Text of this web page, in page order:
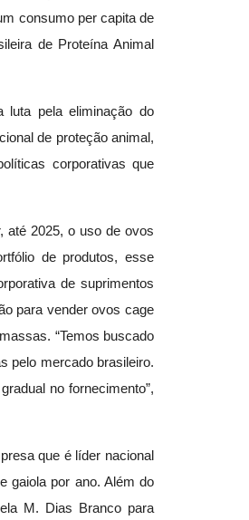
consumo per capita de
de Proteína Animal
luta pela eliminação do
de proteção animal,
corporativas que
até 2025, o uso de ovos
de produtos, esse
de suprimentos
para vender ovos cage
“Temos buscado
pelo mercado brasileiro.
no fornecimento”,
que é líder nacional
gaiola por ano. Além do
M. Dias Branco para